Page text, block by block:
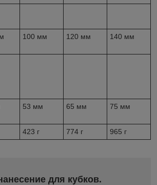
100 мм 120 мм 140 мм
53 мм 65 мм 75 мм
423 г 774 г 965 г
для кубков.